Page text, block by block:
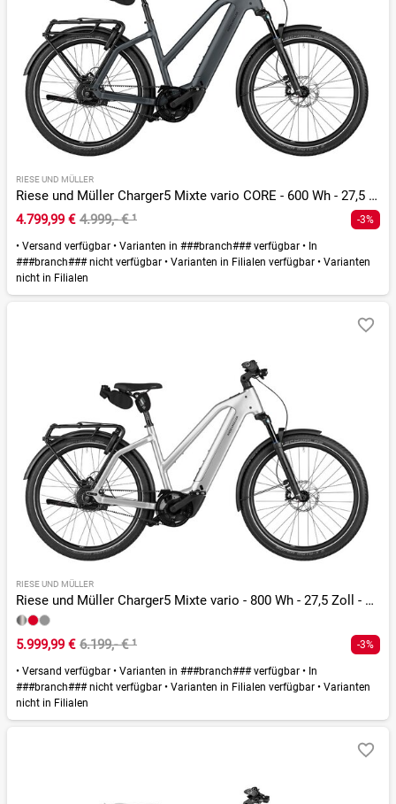
RIESE UND MÜLLER
Riese und Müller Charger5 Mixte vario CORE - 600 Wh - 27,5 Zoll - Trapez - 2026
4.799,99 € 4.999,- €¹ -3%
• Versand verfügbar • Varianten in ###branch### verfügbar • In
###branch### nicht verfügbar • Varianten in Filialen verfügbar • Varianten
nicht in Filialen
RIESE UND MÜLLER
Riese und Müller Charger5 Mixte vario - 800 Wh - 27,5 Zoll - Trapez - 2026
5.999,99 € 6.199,- €¹ -3%
• Versand verfügbar • Varianten in ###branch### verfügbar • In
###branch### nicht verfügbar • Varianten in Filialen verfügbar • Varianten
nicht in Filialen